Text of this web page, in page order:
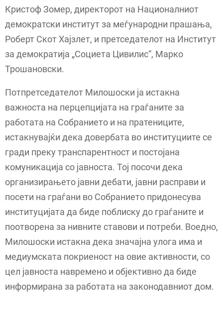
Кристоф Зомер, директорот на Националниот
демократски институт за меѓународни прашања,
Роберт Скот Хајзлет, и претседателот на Институт
за демократија „Социета Цивилис“, Марко
Трошановски.
Потпретседателот Милошоски ја истакна
важноста на перцепцијата на граѓаните за
работата на Собранието и на пратениците,
истакнувајќи дека довербата во институциите се
гради преку транспарентност и постојана
комуникација со јавноста. Тој посочи дека
организирањето јавни дебати, јавни расправи и
посети на граѓани во Собранието придонесува
институцијата да биде поблиску до граѓаните и
поотворена за нивните ставови и потреби. Воедно,
Милошоски истакна дека значајна улога има и
медиумската покриеност на овие активности, со
цел јавноста навремено и објективно да биде
информирана за работата на законодавниот дом.